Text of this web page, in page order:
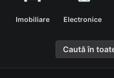
Imobiliare Electronice
Caută în